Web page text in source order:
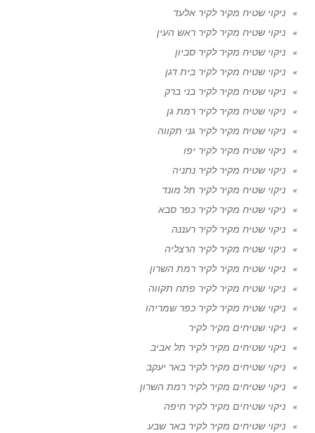
ניקוי שטיח מקיר לקיר אלעד
ניקוי שטיח מקיר לקיר ראש העין
ניקוי שטיח מקיר לקיר סביון
ניקוי שטיח מקיר לקיר בית דגן
ניקוי שטיח מקיר לקיר בני ברק
ניקוי שטיח מקיר לקיר רמת גן
ניקוי שטיח מקיר לקיר גני תקווה
ניקוי שטיח מקיר לקיר יפו
ניקוי שטיח מקיר לקיר נתניה
ניקוי שטיח מקיר לקיר תל מונד
ניקוי שטיח מקיר לקיר כפר סבא
ניקוי שטיח מקיר לקיר רעננה
ניקוי שטיח מקיר לקיר הרצליה
ניקוי שטיח מקיר לקיר רמת השרון
ניקוי שטיח מקיר לקיר פתח תקווה
ניקוי שטיח מקיר לקיר כפר שמריהו
ניקוי שטיחים מקיר לקיר
ניקוי שטיחים מקיר לקיר תל אביב
ניקוי שטיחים מקיר לקיר באר יעקב
ניקוי שטיחים מקיר לקיר רמת השרון
ניקוי שטיחים מקיר לקיר חיפה
ניקוי שטיחים מקיר לקיר באר שבע